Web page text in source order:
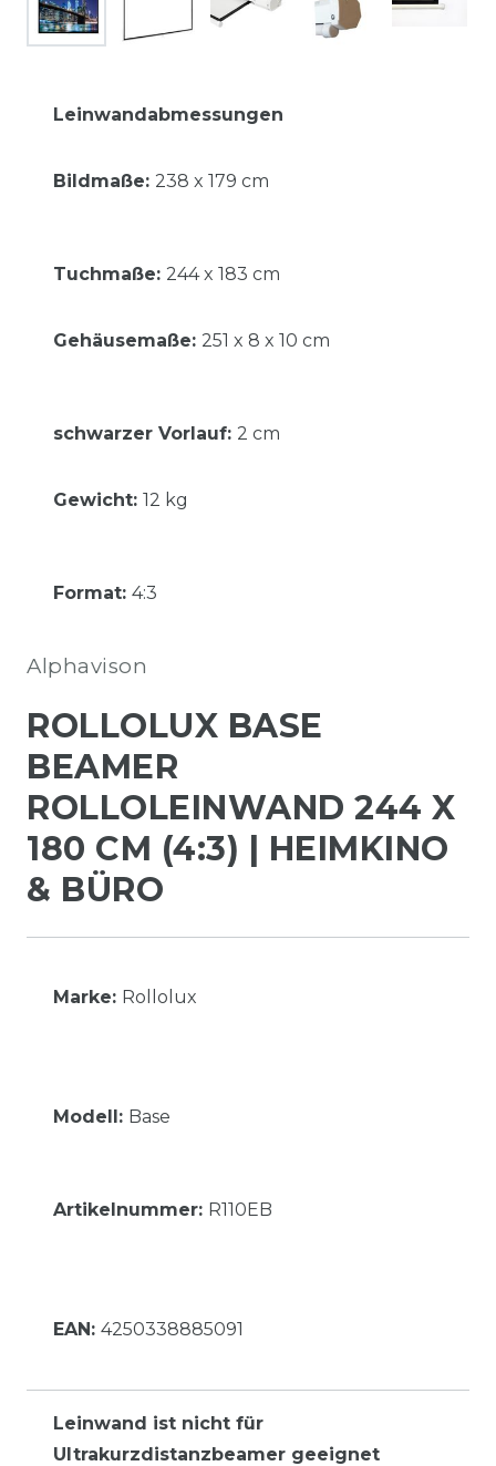
Leinwandabmessungen
Bildmaße: 238 x 179 cm
Tuchmaße: 244 x 183 cm
Gehäusemaße: 251 x 8 x 10 cm
schwarzer Vorlauf: 2 cm
Gewicht: 12 kg
Format: 4:3
Alphavison
ROLLOLUX BASE
BEAMER
ROLLOLEINWAND 244 X
180 CM (4:3) | HEIMKINO
& BÜRO
Marke: Rollolux
Modell: Base
Artikelnummer: R110EB
EAN: 4250338885091
Leinwand ist nicht für
Ultrakurzdistanzbeamer geeignet